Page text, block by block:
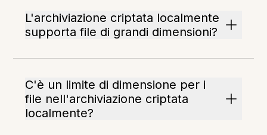
L'archiviazione criptata localmente
supporta file di grandi dimensioni?
C'è un limite di dimensione per i
file nell'archiviazione criptata
localmente?